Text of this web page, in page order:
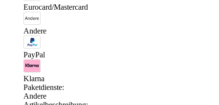
Eurocard/Mastercard
Andere
PayPal
Klarna
Paketdienste:
Andere